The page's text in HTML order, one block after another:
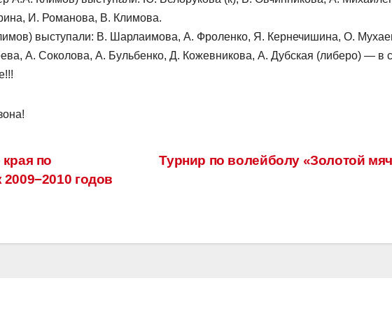
И. Романова, В. Климова.
выступали: В. Шарлаимова, А. Фроленко, Я. Кернечишина, О.
А. Соколова, А. Бульбенко, Д. Кожевникова, А. Дубская (либеро) — в
Турнир по волейболу «Золотой
по
годов